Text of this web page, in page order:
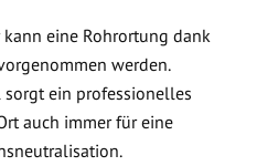
eine Rohrortung dank
werden.
ein professionelles
auch immer für eine